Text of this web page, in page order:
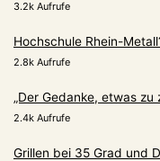
3.2k Aufrufe
Hochschule Rhein-
2.8k Aufrufe
„Der Gedanke, etwas
2.4k Aufrufe
Grillen bei 35 Grad und